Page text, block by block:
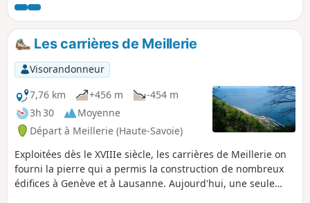
propose d'abord une montée jusqu'au
village perché des Combes (570 m) et
ses belles maisons anciennes, en
passant par le vénérable châtaigner de
Troubois. Ensuite, un itinéraire en
balcon et une redescente conduisent à
l'ancienne église de Lugrin, avant de
revenir au Chef-Lieu. Une randonnée
bucolique, où le patrimoine est bien
présent.
Les carrières de Meillerie
Visorandonneur
7,76 km
+456 m
-454 m
3h 30
Moyenne
Départ à Meillerie (Haute-Savoie)
Exploitées dès le XVIIIe siècle, les carrières de Meillerie on
fourni la pierre qui a permis la construction de nombreux
édifices à Genève et à Lausanne. Aujourd'hui, une seule